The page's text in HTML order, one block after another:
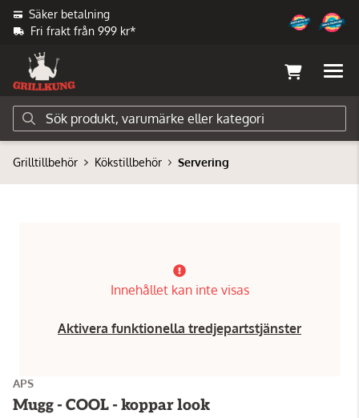
Säker betalning
Fri frakt från 999 kr*
Grilltillbehör Kökstillbehör Servering
Innehållet kan inte visas
Aktivera funktionella tredjepartstjänster
APS
Mugg - COOL - koppar look